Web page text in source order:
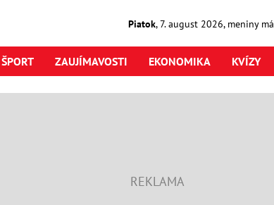
Piatok,7. august2026, meniny má
ŠPORT ZAUJÍMAVOSTI EKONOMIKA KVÍZY